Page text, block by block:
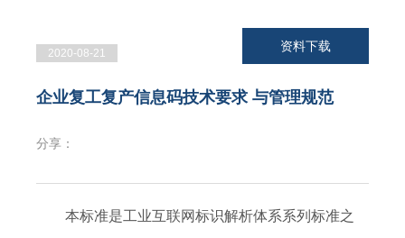
2020-08-21
资料下载
企业复工复产信息码技术要求 与管理规范
分享：
本标准是工业互联网标识解析体系系列标准之